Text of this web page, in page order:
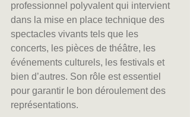
professionnel polyvalent qui intervient
dans la mise en place technique des
spectacles vivants tels que les
concerts, les pièces de théâtre, les
événements culturels, les festivals et
bien d’autres. Son rôle est essentiel
pour garantir le bon déroulement des
représentations.